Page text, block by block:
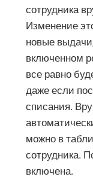
сотрудника
Изменение
новые
включенном
все равно
даже если
списания.
можно в
сотрудника.
включена.